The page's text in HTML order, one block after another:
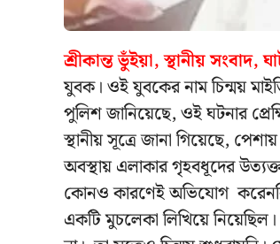
শ্রীকান্ত ভুঁইয়া, স্থানীয় সংবাদ,
যুবক। ওই যুবকের নাম চিন্ময়
পুলিশ জানিয়েছে, ওই ঘটনার
স্থানীয় সূত্রে জানা গিয়েছে,
অবস্থায় এলাকার গৃহবধূদের
কোনও কারণেই অভিযোগ
একটি মুচলেকা লিখিয়ে